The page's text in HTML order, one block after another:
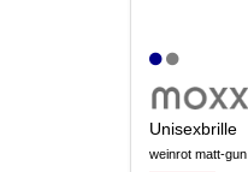
Unisexbrille
weinrot matt-gun